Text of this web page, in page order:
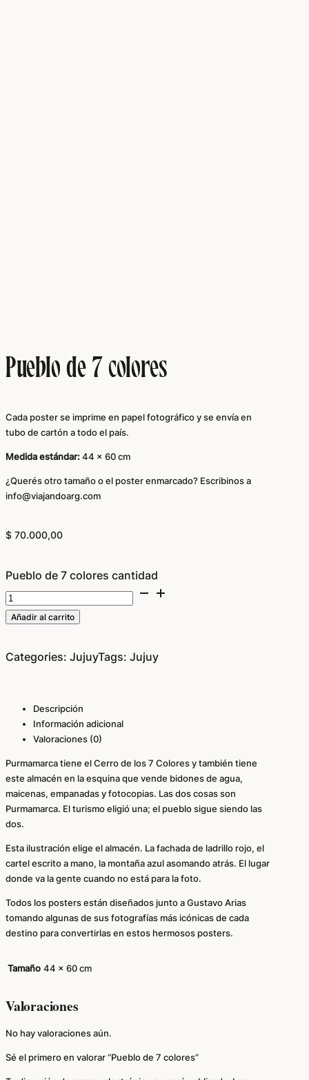
Pueblo de 7 colores
Cada poster se imprime en papel fotográfico y se envía en
tubo de cartón a todo el país.
Medida estándar:44 x 60 cm
¿Querés otro tamaño o el poster enmarcado? Escribinos a
info@viajandoarg.com
$ 70.000,00
Pueblo de 7 colores cantidad
Añadir al carrito
Categories: JujuyTags: Jujuy
Descripción
Información adicional
Valoraciones (0)
Purmamarca tiene el Cerro de los 7 Colores y también tiene
este almacén en la esquina que vende bidones de agua,
maicenas, empanadas y fotocopias. Las dos cosas son
Purmamarca. El turismo eligió una; el pueblo sigue siendo las
dos.
Esta ilustración elige el almacén. La fachada de ladrillo rojo, el
cartel escrito a mano, la montaña azul asomando atrás. El lugar
donde va la gente cuando no está para la foto.
Todos los posters están diseñados junto aGustavo Arias
tomando algunas de sus fotografías más icónicas de cada
destino para convertirlas en estos hermosos posters.
Tamaño 44 x 60 cm
Valoraciones
No hay valoraciones aún.
Sé el primero en valorar “Pueblo de 7 colores”